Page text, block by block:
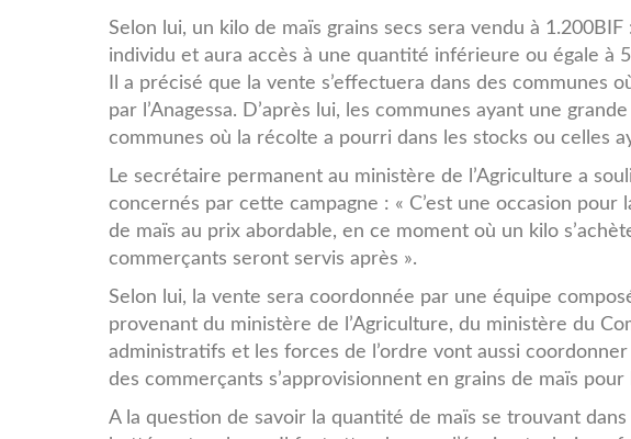
Selon lui, un kilo de maïs grains secs sera vendu à
individu et aura accès à une quantité inférieure ou égale à
Il a précisé que la vente s’effectuera dans des communes
par l’Anagessa. D’après lui, les communes ayant une
communes où la récolte a pourri dans les stocks ou celles
Le secrétaire permanent au ministère de l’Agriculture a
concernés par cette campagne : « C’est une occasion pour
de maïs au prix abordable, en ce moment où un kilo
commerçants seront servis après ».
Selon lui, la vente sera coordonnée par une équipe
provenant du ministère de l’Agriculture, du ministère du
administratifs et les forces de l’ordre vont aussi
des commerçants s’approvisionnent en grains de maïs
A la question de savoir la quantité de maïs se trouvant dans